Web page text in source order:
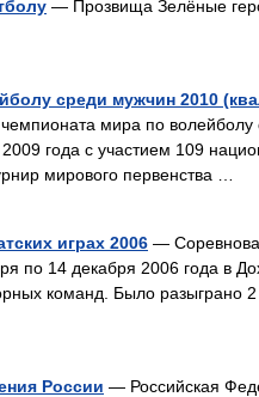
— Прозвища Зелёные
среди мужчин 2010
мира по
года с участием 109
мирового первенства …
играх 2006 —
по 14 декабря 2006 года в
команд. Было разыграно
России — Российская